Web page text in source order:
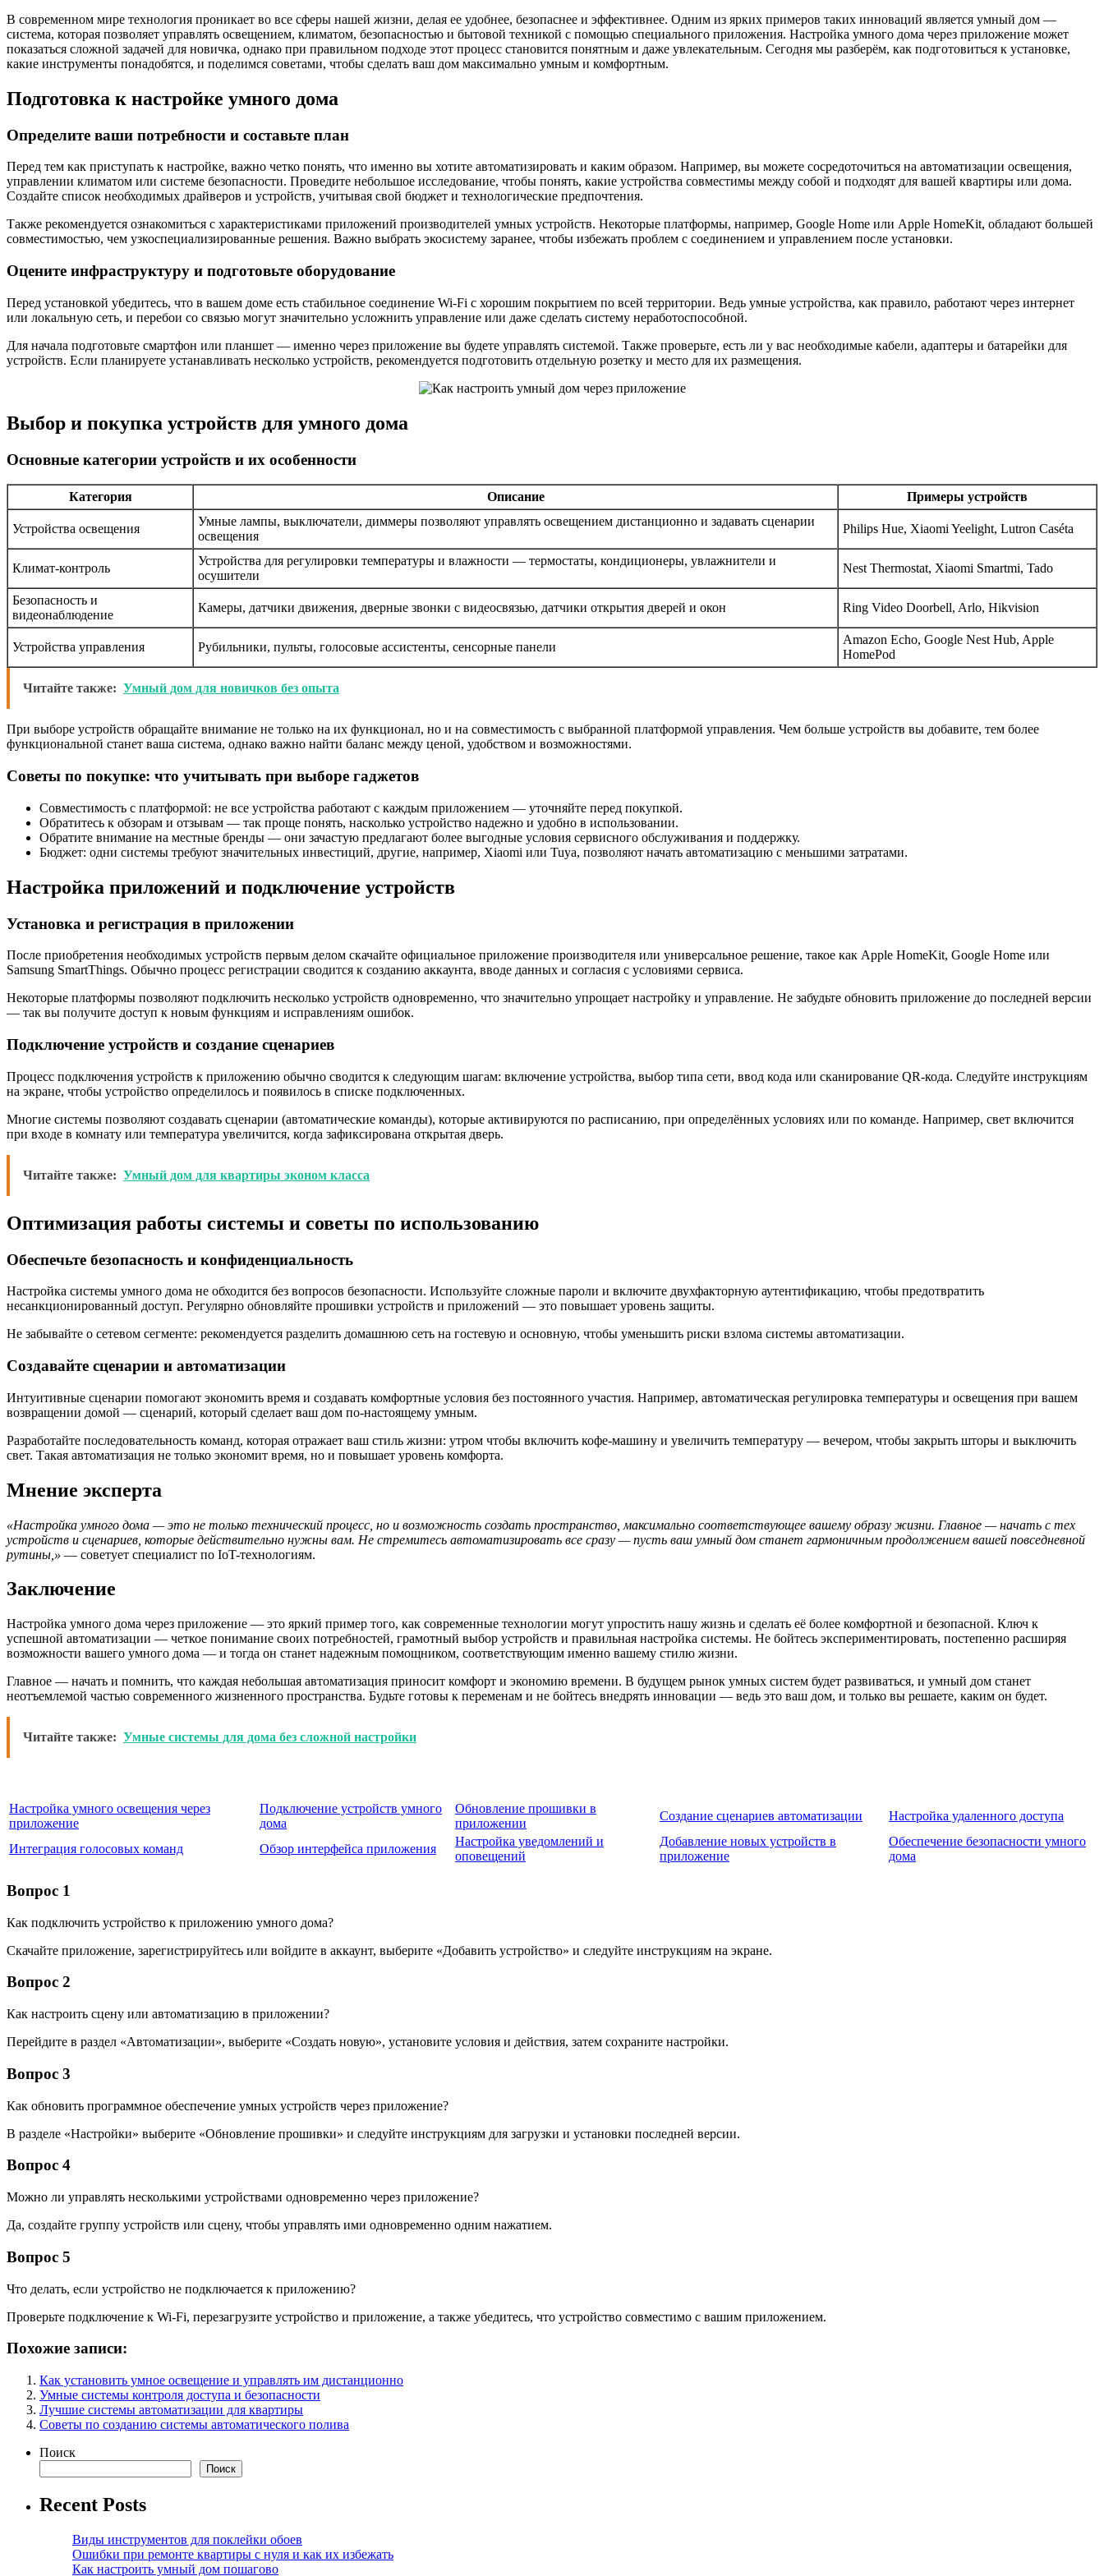
В современном мире технология проникает во все сферы нашей жизни, делая ее удобнее, безопаснее и эффективнее. Одним из ярких примеров таких инноваций является умный дом —
система, которая позволяет управлять освещением, климатом, безопасностью и бытовой техникой с помощью специального приложения. Настройка умного дома через приложение может
показаться сложной задачей для новичка, однако при правильном подходе этот процесс становится понятным и даже увлекательным. Сегодня мы разберём, как подготовиться к установке,
какие инструменты понадобятся, и поделимся советами, чтобы сделать ваш дом максимально умным и комфортным.
Подготовка к настройке умного дома
Определите ваши потребности и составьте план
Перед тем как приступать к настройке, важно четко понять, что именно вы хотите автоматизировать и каким образом. Например, вы можете сосредоточиться на автоматизации освещения,
управлении климатом или системе безопасности. Проведите небольшое исследование, чтобы понять, какие устройства совместимы между собой и подходят для вашей квартиры или дома.
Создайте список необходимых драйверов и устройств, учитывая свой бюджет и технологические предпочтения.
Также рекомендуется ознакомиться с характеристиками приложений производителей умных устройств. Некоторые платформы, например, Google Home или Apple HomeKit, обладают большей
совместимостью, чем узкоспециализированные решения. Важно выбрать экосистему заранее, чтобы избежать проблем с соединением и управлением после установки.
Оцените инфраструктуру и подготовьте оборудование
Перед установкой убедитесь, что в вашем доме есть стабильное соединение Wi-Fi с хорошим покрытием по всей территории. Ведь умные устройства, как правило, работают через интернет
или локальную сеть, и перебои со связью могут значительно усложнить управление или даже сделать систему неработоспособной.
Для начала подготовьте смартфон или планшет — именно через приложение вы будете управлять системой. Также проверьте, есть ли у вас необходимые кабели, адаптеры и батарейки для
устройств. Если планируете устанавливать несколько устройств, рекомендуется подготовить отдельную розетку и место для их размещения.
Выбор и покупка устройств для умного дома
Основные категории устройств и их особенности
Категория Описание Примеры устройств
Устройства освещения
Умные лампы, выключатели, диммеры позволяют управлять освещением дистанционно и задавать сценарии
освещения
Philips Hue, Xiaomi Yeelight, Lutron Caséta
Климат-контроль
Устройства для регулировки температуры и влажности — термостаты, кондиционеры, увлажнители и
осушители
Nest Thermostat, Xiaomi Smartmi, Tado
Безопасность и
видеонаблюдение
Камеры, датчики движения, дверные звонки с видеосвязью, датчики открытия дверей и окон Ring Video Doorbell, Arlo, Hikvision
Устройства управления Рубильники, пульты, голосовые ассистенты, сенсорные панели
Amazon Echo, Google Nest Hub, Apple
HomePod
Читайте также: Умный дом для новичков без опыта
При выборе устройств обращайте внимание не только на их функционал, но и на совместимость с выбранной платформой управления. Чем больше устройств вы добавите, тем более
функциональной станет ваша система, однако важно найти баланс между ценой, удобством и возможностями.
Советы по покупке: что учитывать при выборе гаджетов
Совместимость с платформой: не все устройства работают с каждым приложением — уточняйте перед покупкой.
Обратитесь к обзорам и отзывам — так проще понять, насколько устройство надежно и удобно в использовании.
Обратите внимание на местные бренды — они зачастую предлагают более выгодные условия сервисного обслуживания и поддержку.
Бюджет: одни системы требуют значительных инвестиций, другие, например, Xiaomi или Tuya, позволяют начать автоматизацию с меньшими затратами.
Настройка приложений и подключение устройств
Установка и регистрация в приложении
После приобретения необходимых устройств первым делом скачайте официальное приложение производителя или универсальное решение, такое как Apple HomeKit, Google Home или
Samsung SmartThings. Обычно процесс регистрации сводится к созданию аккаунта, вводе данных и согласия с условиями сервиса.
Некоторые платформы позволяют подключить несколько устройств одновременно, что значительно упрощает настройку и управление. Не забудьте обновить приложение до последней версии
— так вы получите доступ к новым функциям и исправлениям ошибок.
Подключение устройств и создание сценариев
Процесс подключения устройств к приложению обычно сводится к следующим шагам: включение устройства, выбор типа сети, ввод кода или сканирование QR-кода. Следуйте инструкциям
на экране, чтобы устройство определилось и появилось в списке подключенных.
Многие системы позволяют создавать сценарии (автоматические команды), которые активируются по расписанию, при определённых условиях или по команде. Например, свет включится
при входе в комнату или температура увеличится, когда зафиксирована открытая дверь.
Читайте также: Умный дом для квартиры эконом класса
Оптимизация работы системы и советы по использованию
Обеспечьте безопасность и конфиденциальность
Настройка системы умного дома не обходится без вопросов безопасности. Используйте сложные пароли и включите двухфакторную аутентификацию, чтобы предотвратить
несанкционированный доступ. Регулярно обновляйте прошивки устройств и приложений — это повышает уровень защиты.
Не забывайте о сетевом сегменте: рекомендуется разделить домашнюю сеть на гостевую и основную, чтобы уменьшить риски взлома системы автоматизации.
Создавайте сценарии и автоматизации
Интуитивные сценарии помогают экономить время и создавать комфортные условия без постоянного участия. Например, автоматическая регулировка температуры и освещения при вашем
возвращении домой — сценарий, который сделает ваш дом по-настоящему умным.
Разработайте последовательность команд, которая отражает ваш стиль жизни: утром чтобы включить кофе-машину и увеличить температуру — вечером, чтобы закрыть шторы и выключить
свет. Такая автоматизация не только экономит время, но и повышает уровень комфорта.
Мнение эксперта
«Настройка умного дома — это не только технический процесс, но и возможность создать пространство, максимально соответствующее вашему образу жизни. Главное — начать с тех
устройств и сценариев, которые действительно нужны вам. Не стремитесь автоматизировать все сразу — пусть ваш умный дом станет гармоничным продолжением вашей повседневной
рутины,» — советует специалист по IoT-технологиям.
Заключение
Настройка умного дома через приложение — это яркий пример того, как современные технологии могут упростить нашу жизнь и сделать её более комфортной и безопасной. Ключ к
успешной автоматизации — четкое понимание своих потребностей, грамотный выбор устройств и правильная настройка системы. Не бойтесь экспериментировать, постепенно расширяя
возможности вашего умного дома — и тогда он станет надежным помощником, соответствующим именно вашему стилю жизни.
Главное — начать и помнить, что каждая небольшая автоматизация приносит комфорт и экономию времени. В будущем рынок умных систем будет развиваться, и умный дом станет
неотъемлемой частью современного жизненного пространства. Будьте готовы к переменам и не бойтесь внедрять инновации — ведь это ваш дом, и только вы решаете, каким он будет.
Читайте также: Умные системы для дома без сложной настройки
Настройка умного освещения через
приложение
Подключение устройств умного
дома
Обновление прошивки в
приложении
Создание сценариев автоматизации Настройка удаленного доступа
Интеграция голосовых команд Обзор интерфейса приложения
Настройка уведомлений и
оповещений
Добавление новых устройств в
приложение
Обеспечение безопасности умного
дома
Вопрос 1
Как подключить устройство к приложению умного дома?
Скачайте приложение, зарегистрируйтесь или войдите в аккаунт, выберите «Добавить устройство» и следуйте инструкциям на экране.
Вопрос 2
Как настроить сцену или автоматизацию в приложении?
Перейдите в раздел «Автоматизации», выберите «Создать новую», установите условия и действия, затем сохраните настройки.
Вопрос 3
Как обновить программное обеспечение умных устройств через приложение?
В разделе «Настройки» выберите «Обновление прошивки» и следуйте инструкциям для загрузки и установки последней версии.
Вопрос 4
Можно ли управлять несколькими устройствами одновременно через приложение?
Да, создайте группу устройств или сцену, чтобы управлять ими одновременно одним нажатием.
Вопрос 5
Что делать, если устройство не подключается к приложению?
Проверьте подключение к Wi-Fi, перезагрузите устройство и приложение, а также убедитесь, что устройство совместимо с вашим приложением.
Похожие записи:
Как установить умное освещение и управлять им дистанционно
Умные системы контроля доступа и безопасности
Лучшие системы автоматизации для квартиры
Советы по созданию системы автоматического полива
Поиск
Поиск
Recent Posts
Виды инструментов для поклейки обоев
Ошибки при ремонте квартиры с нуля и как их избежать
Как настроить умный дом пошагово